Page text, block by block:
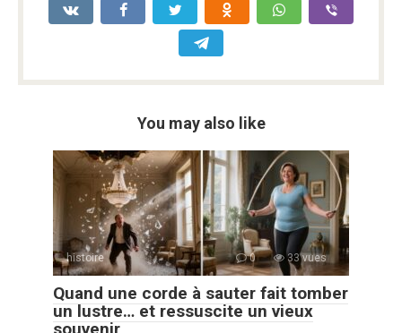
You may also like
histoire 0 33 vues
Quand une corde à sauter fait tomber
un lustre… et ressuscite un vieux